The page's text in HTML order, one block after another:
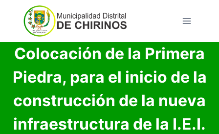
contenido
Colocación de la Primera
Piedra, para el inicio de la
construcción de la nueva
infraestructura de la I.E.I.